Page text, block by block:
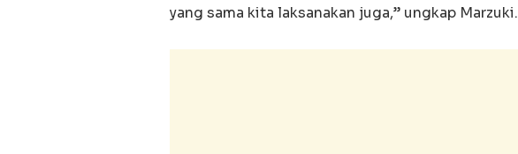
yang sama kita laksanakan juga,” ungkap Marzuki.